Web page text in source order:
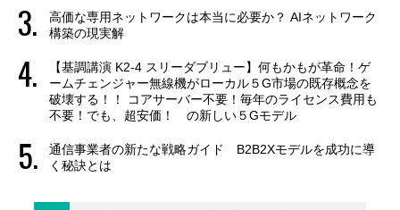
高価な専用ネットワークは本当に必要か？ AIネットワーク
構築の現実解
【基調講演 K2-4 スリーダブリュー】何もかもが革命！ゲ
ームチェンジャー無線機がローカル５G市場の既存概念を
破壊する！！ コアサーバー不要！毎年のライセンス費用も
不要！でも、超安価！ の新しい５Gモデル
通信事業者の新たな戦略ガイド B2B2Xモデルを成功に導
く秘訣とは